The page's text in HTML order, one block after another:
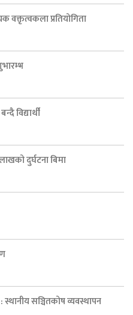
वक्तृत्वकला प्रतियोगिता
विद्यार्थी
दुर्घटना बिमा
स्थानीय सञ्चितकोष व्यवस्थापन